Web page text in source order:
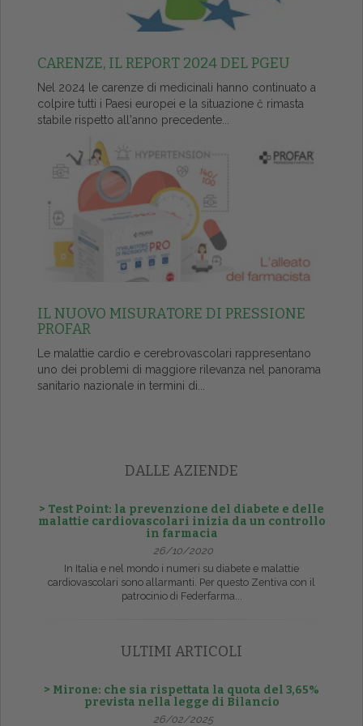
CARENZE, IL REPORT 2024 DEL PGEU
Nel 2024 le carenze di medicinali hanno continuato a
colpire tutti i Paesi europei e la situazione č rimasta
stabile rispetto all'anno precedente...
IL NUOVO MISURATORE DI PRESSIONE
PROFAR
Le malattie cardio e cerebrovascolari rappresentano
uno dei problemi di maggiore rilevanza nel panorama
sanitario nazionale in termini di...
DALLE AZIENDE
> Test Point: la prevenzione del diabete e delle
malattie cardiovascolari inizia da un controllo
in farmacia
26/10/2020
In Italia e nel mondo i numeri su diabete e malattie
cardiovascolari sono allarmanti. Per questo Zentiva con il
patrocinio di Federfarma...
ULTIMI ARTICOLI
> Mirone: che sia rispettata la quota del 3,65%
prevista nella legge di Bilancio
26/02/2025